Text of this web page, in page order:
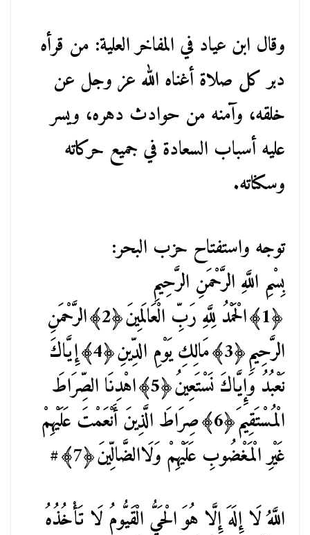
وقال ابن عياد في المفاخر العلية: من قرأه
دبر كل صلاة أغناه الله عز وجل عن
خلقه، وآمنه من حوادث دهره، ويسر
عليه أسباب السعادة في جميع حركاته
وسكناته.
توجه واستفتاح حزب البحر:
بِسْمِ اللَّهِ الرَّحْمَنِ الرَّحِيمِ
﴿1﴾الْحَمْدُ لِلَّهِ رَبِّ الْعَالَمِينَ﴿2﴾الرَّحْمَنِ
الرَّحِيمِ﴿3﴾مَالِكِ يَوْمِ الدِّينِ﴿4﴾إِيَّاكَ
نَعْبُدُ وَإِيَّاكَ نَسْتَعِينُ﴿5﴾اهْدِنَا الصِّرَاطَ
الْمُسْتَقِيمَ﴿6﴾صِرَاطَ الَّذِينَ أَنْعَمْتَ عَلَيْهِمْ
غَيْرِ الْمَغْضُوبِ عَلَيْهِمْ وَلَاالضَّالِّينَ﴿7﴾#
اللَّهُ لَا إِلَهَ إِلَّا هُوَ الْحَيُّ الْقَيُّومُ لَا تَأْخُذُهُ